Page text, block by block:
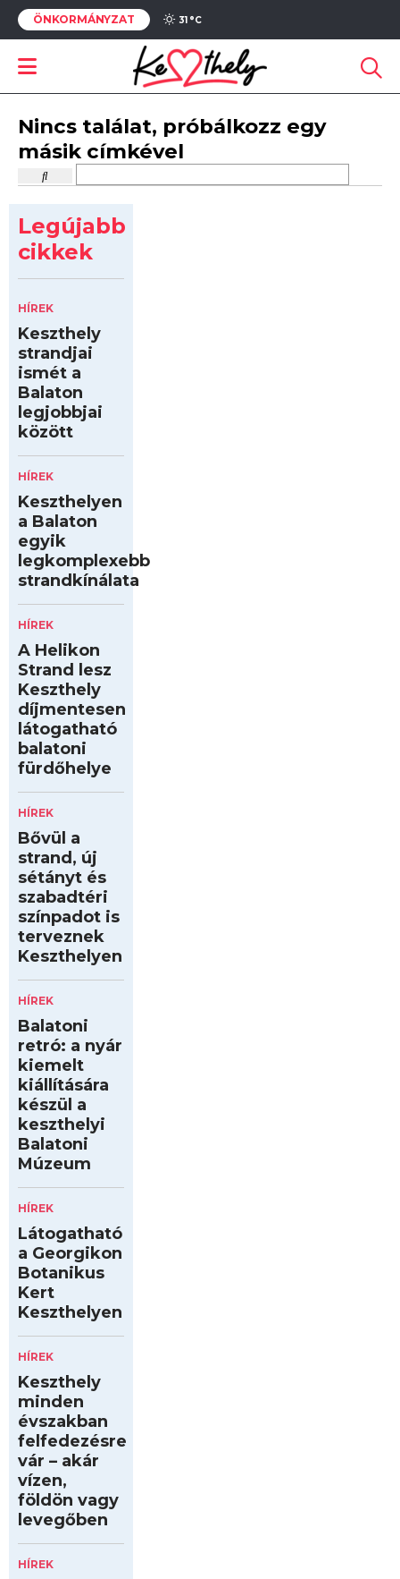
ÖNKORMÁNYZAT 31 °C
Nincs találat, próbálkozz egy
másik címkével
Legújabb
cikkek
HÍREK
Keszthely
strandjai
ismét a
Balaton
legjobbjai
között
HÍREK
Keszthelyen
a Balaton
egyik
legkomplexebb
strandkínálata
HÍREK
A Helikon
Strand lesz
Keszthely
díjmentesen
látogatható
balatoni
fürdőhelye
HÍREK
Bővül a
strand, új
sétányt és
szabadtéri
színpadot is
terveznek
Keszthelyen
HÍREK
Balatoni
retró: a nyár
kiemelt
kiállítására
készül a
keszthelyi
Balatoni
Múzeum
HÍREK
Látogatható
a Georgikon
Botanikus
Kert
Keszthelyen
HÍREK
Keszthely
minden
évszakban
felfedezésre
vár – akár
vízen,
földön vagy
levegőben
HÍREK